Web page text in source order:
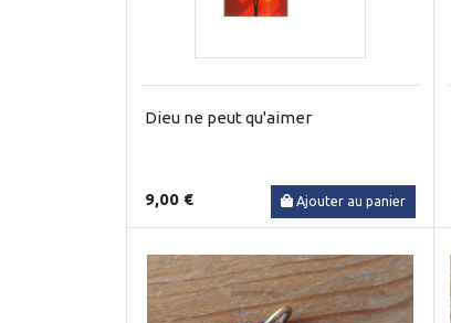
Dieu ne peut qu'aimer
9,00 € Ajouter au panier